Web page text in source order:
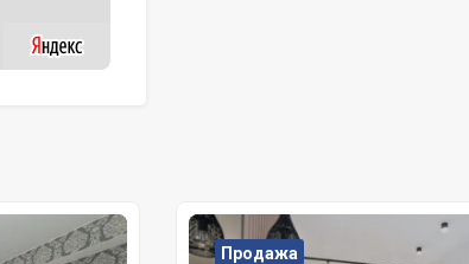
Продажа